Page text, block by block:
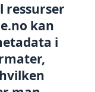
ressurser
kan
i